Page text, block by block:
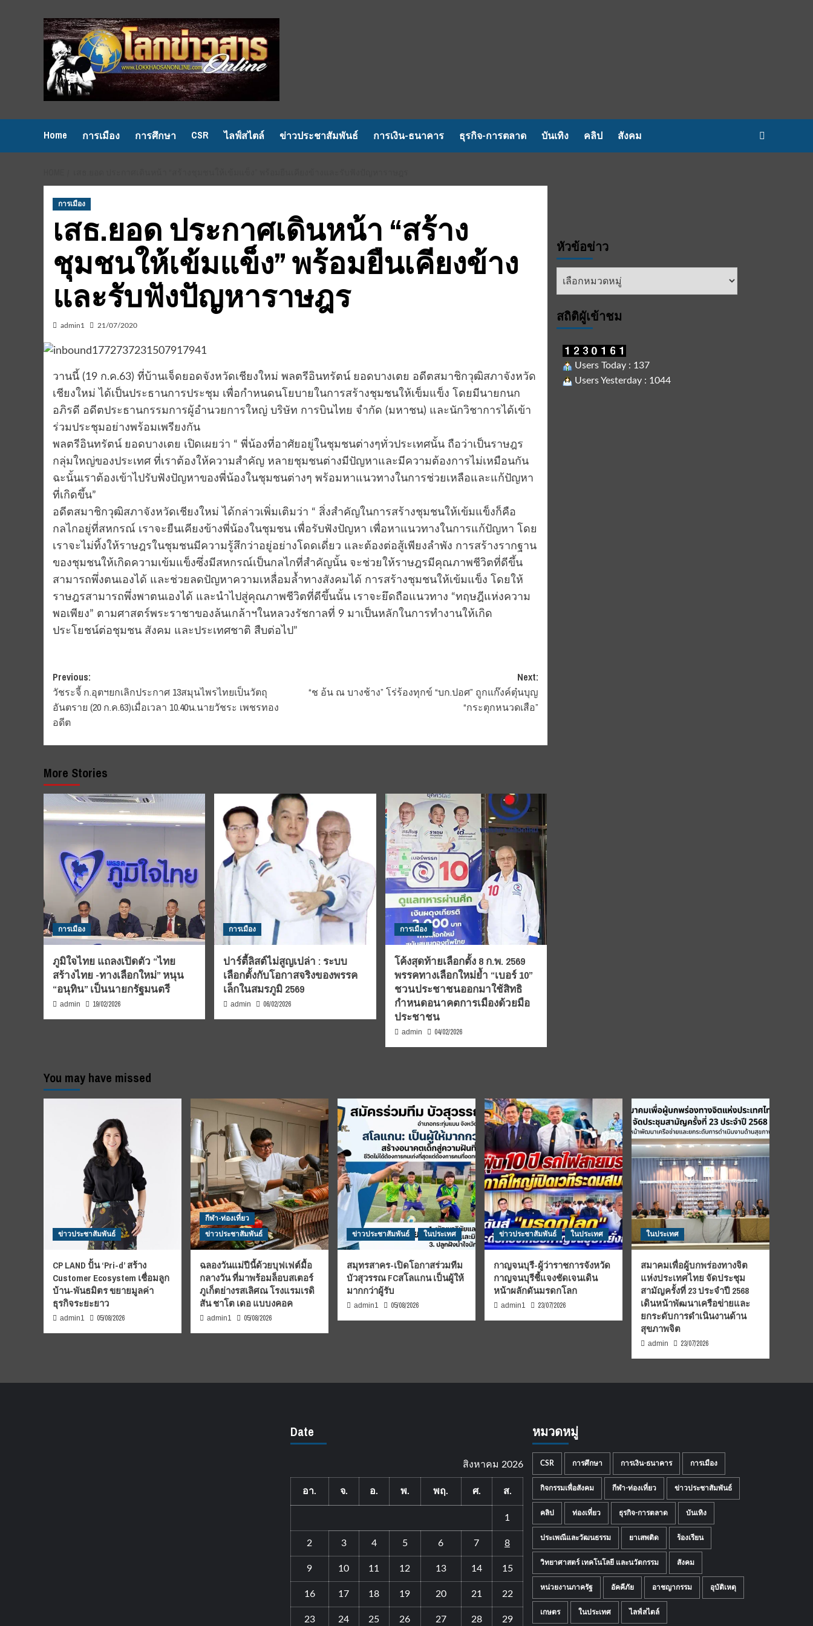
Home การเมือง การศึกษา CSR ไลฟ์สไตล์ ข่าวประชาสัมพันธ์ การเงิน-ธนาคาร ธุรกิจ-การตลาด บันเทิง คลิป สังคม
การเมือง
เสธ.ยอด ประกาศเดินหน้า “สร้าง
ชุมชนให้เข้มแข็ง” พร้อมยืนเคียงข้าง
และรับฟังปัญหาราษฎร
admin1 21/07/2020
วานนี้ (19 ก.ค.63) ที่บ้านเจ็ดยอดจังหวัดเชียงใหม่ พลตรีอินทรัตน์ ยอดบางเตย อดีตสมาชิกวุฒิสภาจังหวัด
เชียงใหม่ ได้เป็นประธานการประชุม เพื่อกำหนดนโยบายในการสร้างชุมชนให้เข็มแข็ง โดยมีนายกนก
อภิรดี อดีตประธานกรรมการผู้อำนวยการใหญ่ บริษัท การบินไทย จำกัด (มหาชน) และนักวิชาการได้เข้า
ร่วมประชุมอย่างพร้อมเพรียงกัน
พลตรีอินทรัตน์ ยอดบางเตย เปิดเผยว่า “ พี่น้องที่อาศัยอยู่ในชุมชนต่างๆทั่วประเทศนั้น ถือว่าเป็นราษฎร
กลุ่มใหญ่ของประเทศ ที่เราต้องให้ความสำคัญ หลายชุมชนต่างมีปัญหาและมีความต้องการไม่เหมือนกัน
ฉะนั้นเราต้องเข้าไปรับฟังปัญหาของพี่น้องในชุมชนต่างๆ พร้อมหาแนวทางในการช่วยเหลือและแก้ปัญหา
ที่เกิดขึ้น”
อดีตสมาชิกวุฒิสภาจังหวัดเชียงใหม่ ได้กล่าวเพิ่มเติมว่า “ สิ่งสำคัญในการสร้างชุมชนให้เข้มแข็งก็คือ
กลไกอยู่ที่สหกรณ์ เราจะยืนเคียงข้างพี่น้องในชุมชน เพื่อรับฟังปัญหา เพื่อหาแนวทางในการแก้ปัญหา โดย
เราจะไม่ทิ้งให้ราษฎรในชุมชนมีความรู้สึกว่าอยู่อย่างโดดเดี่ยว และต้องต่อสู้เพียงลำพัง การสร้างรากฐาน
ของชุมชนให้เกิดความเข้มแข็งซึ่งมีสหกรณ์เป็นกลไกที่สำคัญนั้น จะช่วยให้ราษฎรมีคุณภาพชีวิตที่ดีขึ้น
สามารถพึ่งตนเองได้ และช่วยลดปัญหาความเหลื่อมล้ำทางสังคมได้ การสร้างชุมชนให้เข้มแข็ง โดยให้
ราษฎรสามารถพึ่งพาตนเองได้ และนำไปสู่คุณภาพชีวิตที่ดีขึ้นนั้น เราจะยึดถือแนวทาง “ทฤษฎีแห่งความ
พอเพียง” ตามศาสตร์พระราชาของล้นเกล้าฯในหลวงรัชกาลที่ 9 มาเป็นหลักในการทำงานให้เกิด
ประโยชน์ต่อชุมชน สังคม และประเทศชาติ สืบต่อไป”
Post
navigation
Previous:
วัชระจี้ ก.อุตฯยกเลิกประกาศ 13สมุนไพรไทยเป็นวัตถุ
อันตราย (20 ก.ค.63)เมื่อเวลา 10.40น.นายวัชระ เพชรทอง
อดีต
Next:
“ช อ้น ณ บางช้าง” โร่ร้องทุกข์ “บก.ปอศ” ถูกแก๊งค์ตุ๋นบุญ
“กระตุกหนวดเสือ”
More Stories
การเมือง
ภูมิใจไทย แถลงเปิดตัว “ไทย
สร้างไทย -ทางเลือกใหม่” หนุน
“อนุทิน” เป็นนายกรัฐมนตรี
admin 19/02/2026
การเมือง
ปาร์ตี้ลิสต์ไม่สูญเปล่า : ระบบ
เลือกตั้งกับโอกาสจริงของพรรค
เล็กในสมรภูมิ 2569
admin 06/02/2026
การเมือง
โค้งสุดท้ายเลือกตั้ง 8 ก.พ. 2569
พรรคทางเลือกใหม่ย้ำ “เบอร์ 10”
ชวนประชาชนออกมาใช้สิทธิ
กำหนดอนาคตการเมืองด้วยมือ
ประชาชน
admin 04/02/2026
หัวข้อข่าว
หัวข้อ
สถิติผูัเข้าชม
Users Today : 137
Users Yesterday : 1044
You may have missed
ข่าวประชาสัมพันธ์
CP LAND ปั้น ‘Pri-d’ สร้าง
Customer Ecosystem เชื่อมลูก
บ้าน-พันธมิตร ขยายมูลค่า
ธุรกิจระยะยาว
admin1 05/08/2026
กีฬา-ท่องเที่ยว
ข่าวประชาสัมพันธ์
ฉลองวันแม่ปีนี้ด้วยบุฟเฟต์มื้อ
กลางวัน ที่มาพร้อมล็อบสเตอร์
ภูเก็ตย่างรสเลิศณ โรงแรมเรดิ
สัน ชาโต เดอ แบบงคอค
admin1 05/08/2026
ข่าวประชาสัมพันธ์ ในประเทศ
สมุทรสาคร-เปิดโอกาสร่วมทีม
บัวสุวรรณ FCสโลแกน เป็นผู้ให้
มากกว่าผู้รับ
admin1 05/08/2026
ข่าวประชาสัมพันธ์ ในประเทศ
กาญจนบุรี-ผู้ว่าราชการจังหวัด
กาญจนบุรีชี้แจงชัดเจนเดิน
หน้าผลักดันมรดกโลก
admin1 23/07/2026
ในประเทศ
สมาคมเพื่อผู้บกพร่องทางจิต
แห่งประเทศไทย จัดประชุม
สามัญครั้งที่ 23 ประจำปี 2568
เดินหน้าพัฒนาเครือข่ายและ
ยกระดับการดำเนินงานด้าน
สุขภาพจิต
admin 23/07/2026
Date
สิงหาคม 2026
อา. จ. อ. พ. พฤ. ศ. ส.
1
2 3 4 5 6 7 8
9 10 11 12 13 14 15
16 17 18 19 20 21 22
23 24 25 26 27 28 29
หมวดหมู่
CSR การศึกษา การเงิน-ธนาคาร การเมือง
กิจกรรมเพื่อสังคม กีฬา-ท่องเที่ยว ข่าวประชาสัมพันธ์
คลิป ท่องเที่ยว ธุรกิจ-การตลาด บันเทิง
ประเพณีและวัฒนธรรม ยาเสพติด ร้องเรียน
วิทยาศาสตร์ เทคโนโลยี และนวัตกรรม สังคม
หน่วยงานภาครัฐ อัคคีภัย อาชญากรรม อุบัติเหตุ
เกษตร ในประเทศ ไลฟ์สไตล์